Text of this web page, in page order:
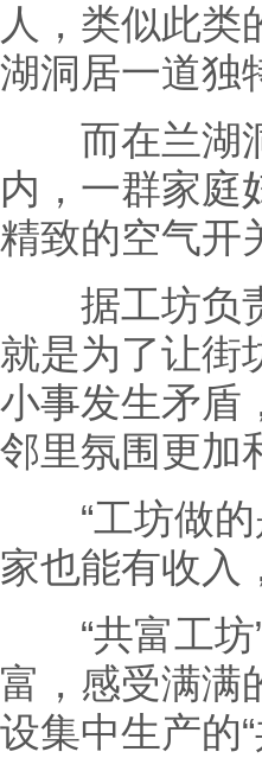
人，类似此类
湖洞居一道独
而在兰湖洞
内，一群家庭
精致的空气开
据工坊负责
就是为了让街
小事发生矛盾
邻里氛围更加
“工坊做的
家也能有收入
“共富工坊”
富，感受满满
设集中生产的